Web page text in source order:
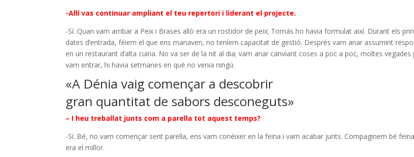
-Allí vas continuar ampliant el teu repertori i liderant el projecte.
-Sí. Quan vam arribar a Peix i Brases allò era un rostidor de peix; Tomás ho havia formulat així. Durant els
dates d’entrada, féiem el que ens manaven, no teníem capacitat de gestió. Després vam anar assumint
en un restaurant d’alta cuina. No va ser de la nit al dia; vam anar canviant coses a poc a poc, moltes
vam entrar, hi havia setmanes en què no venia ningú.
«A Dénia vaig començar a descobrir
gran quantitat de sabors desconeguts»
– I heu treballat junts com a parella tot aquest temps?
-Sí. Bé, no vam començar sent parella, ens vam conéixer en la feina i vam acabar junts. Compaginem bé
era el millor.